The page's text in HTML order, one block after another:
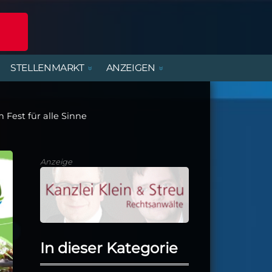
STELLENMARKT ANZEIGEN
Fest für alle Sinne
Anzeige
In dieser Kategorie